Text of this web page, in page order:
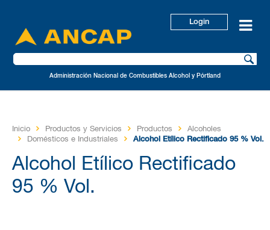
Administración Nacional de Combustibles Alcohol y Pórtland
Login
Inicio Productos y Servicios Productos
Alcoholes
Domésticos e Industriales
Alcohol Etílico Rectificado 95 % Vol.
Alcohol Etílico Rectificado
95 % Vol.